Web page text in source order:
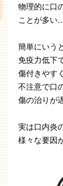
物理的に口
ことが多い
簡単にいう
免疫力低下
傷付きやす
不注意で口
傷の治りが
実は口内炎
様々な要因